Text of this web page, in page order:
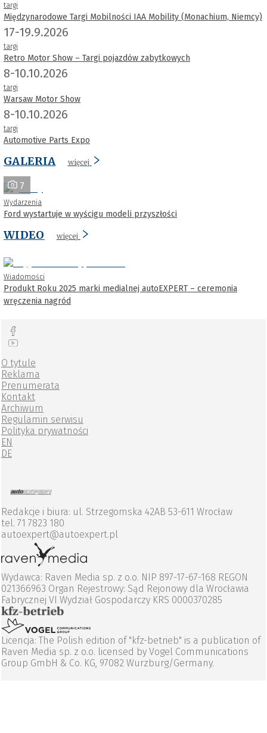
targi
Międzynarodowe Targi Mobilności IAA Mobility (Monachium, Niemcy)
17-19.9.2026
targi
Retro Motor Show – Targi pojazdów zabytkowych
8-10.10.2026
targi
Warsaw Motor Show
8-10.10.2026
targi
Automotive Parts Expo
GALERIA więcej
7
Wydarzenia
Ford wystartuje w wyścigu modeli przyszłości
WIDEO więcej
Wiadomości
Produkt Roku 2025 marki medialnej autoEXPERT – ceremonia
wręczenia nagród
O tytule
Reklama
Prenumerata
Kontakt
Archiwum
Regulamin serwisu
Polityka prywatności
EN
DE
Redakcje i biura: ul. Strzegomska 42AB 53-611 Wrocław
tel. 71 7823 180
autoexpert@autoexpert.pl
Wydawca: Raven Media sp. z o.o. NIP 897-17-67-168 REGON
021366963 Organ Rejestrowy: Sąd Rejonowy dla Wrocławia
Fabrycznej VI Wydział Gospodarczy KRS 0000370285
Licencja: The Polish edition of "kfz-betrieb" is a publication of
Raven Media sp. z o.o. licensed by Vogel Communications
Group GmbH & Co. KG, 97082 Wurzburg/Germany.